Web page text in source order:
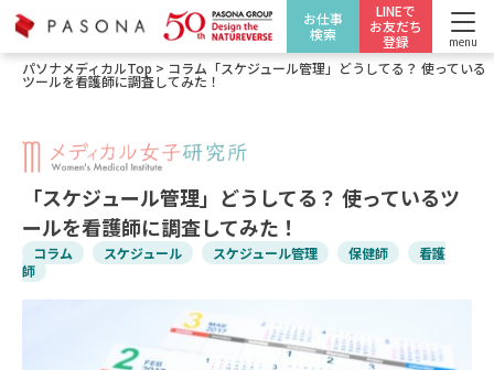
お仕事
検索
LINEで
お友だち
登録
menu
パソナメディカルTop > コラム 「スケジュール管理」どうしてる？ 使っている
ツールを看護師に調査してみた！
「スケジュール管理」どうしてる？ 使っているツ
ールを看護師に調査してみた！
コラム スケジュール スケジュール管理 保健師
看護
師